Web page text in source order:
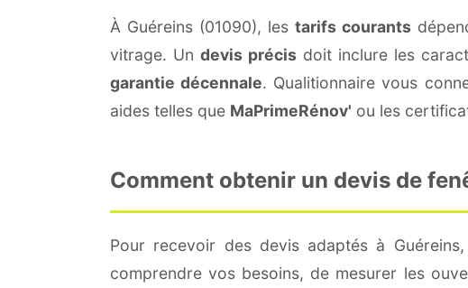
À Guéreins (01090), les tarifs courants
vitrage. Un devis précis doit inclure les
garantie décennale. Qualitionnaire vous
aides telles que MaPrimeRénov' ou les
Comment obtenir un devis de
Pour recevoir des devis adaptés à
comprendre vos besoins, de mesurer les